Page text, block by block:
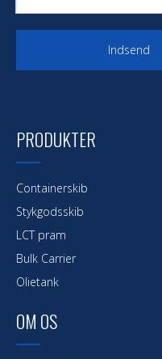
Indsend
PRODUKTER
Containerskib
Stykgodsskib
LCT pram
Bulk Carrier
Olietank
OM OS